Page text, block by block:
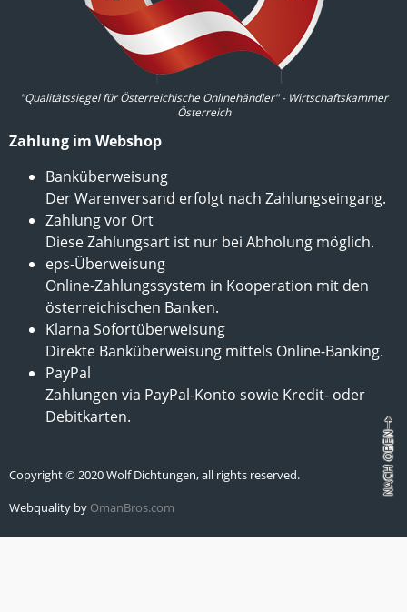
"Qualitätssiegel für Österreichische Onlinehändler" - Wirtschaftskammer
Österreich
Zahlung im Webshop
Banküberweisung
Der Warenversand erfolgt nach Zahlungseingang.
Zahlung vor Ort
Diese Zahlungsart ist nur bei Abholung möglich.
eps-Überweisung
Online-Zahlungssystem in Kooperation mit den
österreichischen Banken.
Klarna Sofortüberweisung
Direkte Banküberweisung mittels Online-Banking.
PayPal
Zahlungen via PayPal-Konto sowie Kredit- oder
Debitkarten.
Copyright © 2020 Wolf Dichtungen, all rights reserved.
Webquality by OmanBros.com